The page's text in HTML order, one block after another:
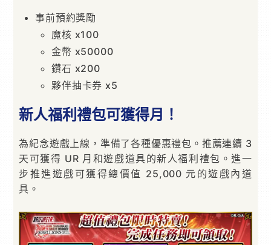
事前預約獎勵
魔核 x100
金幣 x50000
鑽石 x200
夥伴抽卡券 x5
新人福利禮包可獲得月！
為紀念遊戲上線，準備了各種優惠禮包。推薦連續 3
天可獲得 UR 月和遊戲道具的新人福利禮包。進一
步推進遊戲可獲得總價值 25,000 元的遊戲內道
具。